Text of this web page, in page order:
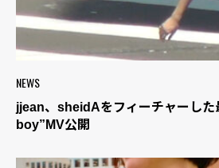
NEWS
jjean、sheidAをフィーチャーし
boy”MV公開